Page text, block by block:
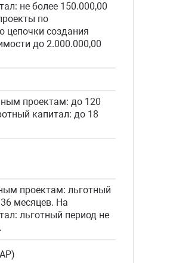
не более 150.000,00
по
цепочки создания
до 2.000.000,00
проектам: до 120
капитал: до 18
проектам: льготный
месяцев. На
льготный период не